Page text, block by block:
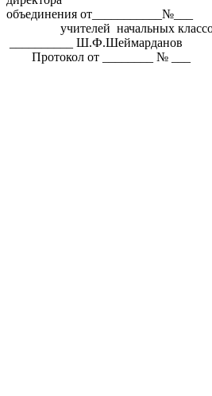
объединения
учителей
__________
Протокол от ________ № ___